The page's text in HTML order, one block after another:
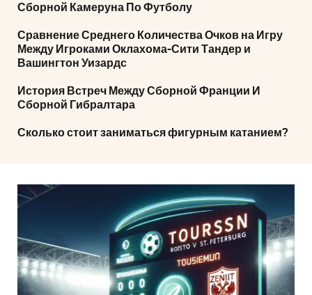
Сборной Камеруна По Футболу
Сравнение Среднего Количества Очков на Игру
Между Игроками Оклахома-Сити Тандер и
Вашингтон Уизардс
История Встреч Между Сборной Франции И
Сборной Гибралтара
Сколько стоит заниматься фигурным катанием?